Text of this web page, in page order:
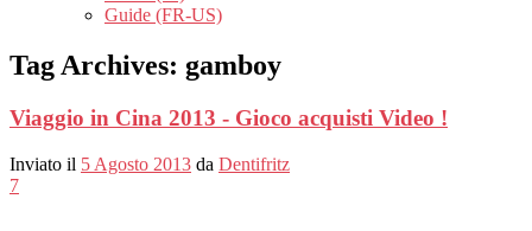
Guide (FR-US)
Tag Archives: gamboy
Viaggio in Cina 2013 - Gioco acquisti Video !
Inviato il 5 Agosto 2013 da Dentifritz
7